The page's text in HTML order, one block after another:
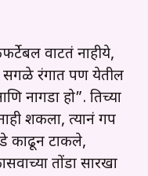
वाटतं नाहीये,
रंगात पण येतील
हो”. तिच्या
शकला, त्यानं गप
काढून टाकले,
तोंडा सारखा